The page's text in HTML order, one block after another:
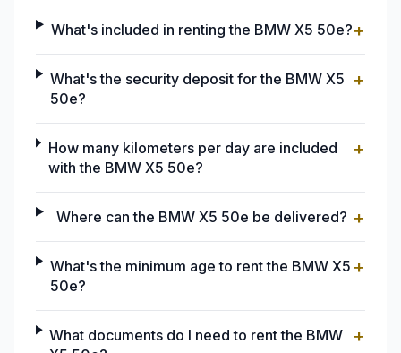
What's included in renting the BMW X5 50e?+
What's the security deposit for the BMW X5
50e?
+
How many kilometers per day are included
with the BMW X5 50e?
+
Where can the BMW X5 50e be delivered? +
What's the minimum age to rent the BMW X5
50e?
+
What documents do I need to rent the BMW
+